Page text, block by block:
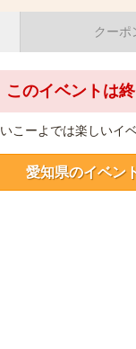
クーポ
このイベントは終
いこーよでは楽しいイ
愛知県のイベン